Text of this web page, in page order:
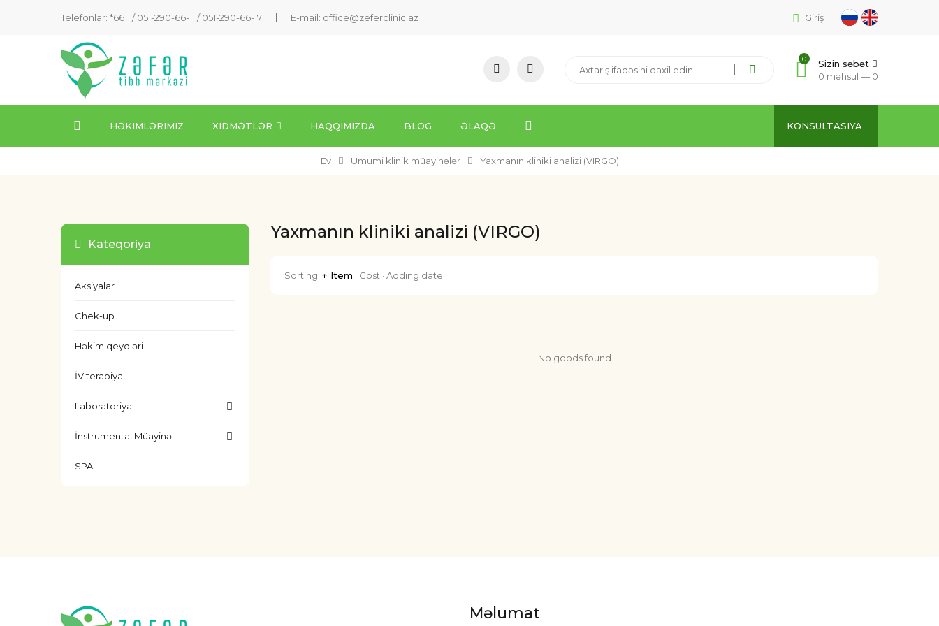
Telefonlar: *6611 /051-290-66-11 /051-290-66-17 E-mail: office@zeferclinic.az Giriş
0
Sizin səbət
0 məhsul — 0
HƏKIMLƏRIMIZ XIDMƏTLƏR HAQQIMIZDA BLOG ƏLAQƏ KONSULTASIYA
Ev Ümumi klinik müayinələr Yaxmanın kliniki analizi (VIRGO)
Yaxmanın kliniki analizi (VIRGO)
Sorting:↑ Item · Cost ·Adding date
No goods found
Kateqoriya
Aksiyalar
Chek-up
Həkim qeydləri
İV terapiya
Laboratoriya
İnstrumental Müayinə
SPA
Məlumat